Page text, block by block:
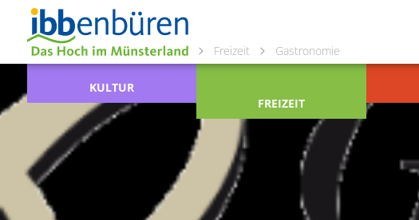
Freizeit Gastronomie
KULTUR
FREIZEIT